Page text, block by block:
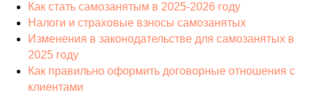
Как стать самозанятым в 2025-2026 году
Налоги и страховые взносы самозанятых
Изменения в законодательстве для самозанятых в
2025 году
Как правильно оформить договорные отношения с
клиентами